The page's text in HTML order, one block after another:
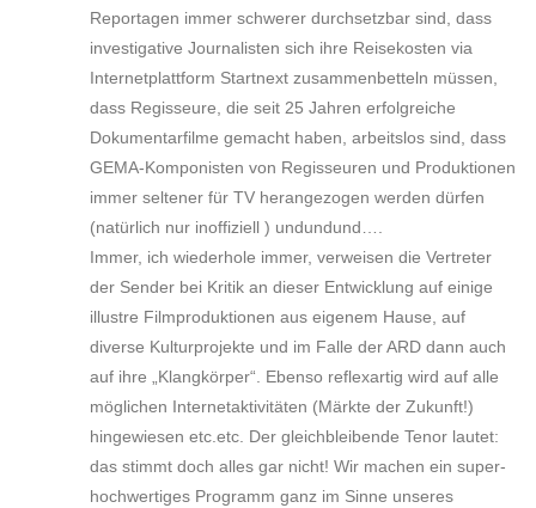
Reportagen immer schwerer durchsetzbar sind, dass
investigative Journalisten sich ihre Reisekosten via
Internetplattform Startnext zusammenbetteln müssen,
dass Regisseure, die seit 25 Jahren erfolgreiche
Dokumentarfilme gemacht haben, arbeitslos sind, dass
GEMA-Komponisten von Regisseuren und Produktionen
immer seltener für TV herangezogen werden dürfen
(natürlich nur inoffiziell ) undundund….
Immer, ich wiederhole immer, verweisen die Vertreter
der Sender bei Kritik an dieser Entwicklung auf einige
illustre Filmproduktionen aus eigenem Hause, auf
diverse Kulturprojekte und im Falle der ARD dann auch
auf ihre „Klangkörper“. Ebenso reflexartig wird auf alle
möglichen Internetaktivitäten (Märkte der Zukunft!)
hingewiesen etc.etc. Der gleichbleibende Tenor lautet:
das stimmt doch alles gar nicht! Wir machen ein super-
hochwertiges Programm ganz im Sinne unseres